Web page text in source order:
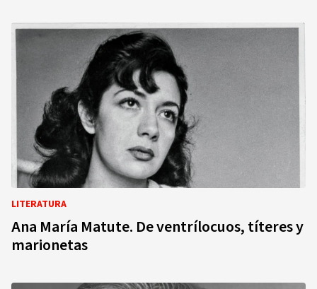
LITERATURA
Ana María Matute. De ventrílocuos, títeres y
marionetas